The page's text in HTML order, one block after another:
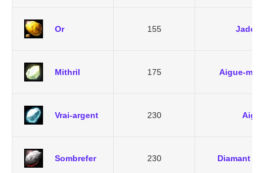
Or 155 Jade
Mithril 175 Aigue-
Vrai-argent 230
Sombrefer 230 Diamant